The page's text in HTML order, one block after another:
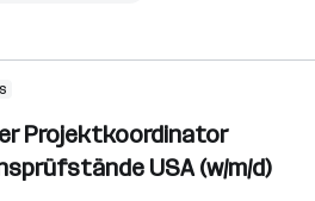
Projektkoordinator
USA (w/m/d)